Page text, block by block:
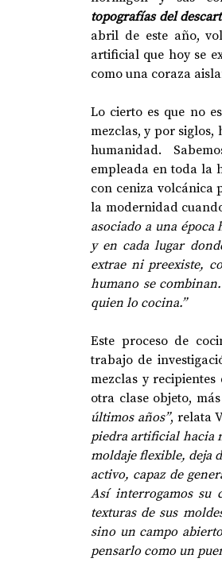
DOSSIER NOCHE DE LAS IDEAS
CIENCIA Y TECNOLOGÍA
topografías del
abril de este año,
artificial que hoy se
como una coraza
Lo cierto es que no
mezclas, y por
humanidad.
empleada en toda la
con ceniza volcánica
la modernidad
asociado a una época
y en cada lugar
extrae ni preexiste,
humano se
quien lo cocina.”
Este proceso de
trabajo de
mezclas y
otra clase objeto,
últimos años”, relata
piedra artificial hacia
moldaje flexible, deja
activo, capaz de
Así interrogamos su
texturas de sus
sino un campo
pensarlo como un